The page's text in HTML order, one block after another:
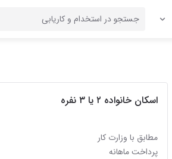
اسکان خانواده ۲ یا ۳ نفره
مطابق با وزارت کار
پرداخت ماهانه